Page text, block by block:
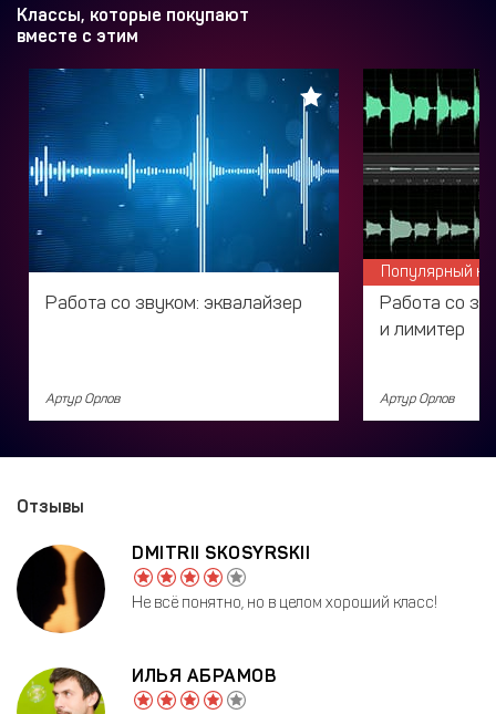
Классы, которые покупают
вместе с этим
Работа со звуком: эквалайзер
Артур Орлов
Работа со
и лимитер
Артур Орлов
Популярный
Отзывы
DMITRII SKOSYRSKII
Не всё понятно, но в целом хороший класс!
ИЛЬЯ АБРАМОВ